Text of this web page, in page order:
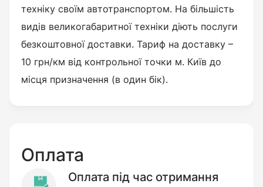
техніку своїм автотранспортом. На більшість
видів великогабаритної техніки діють послуги
безкоштовної доставки. Тариф на доставку –
10 грн/км від контрольної точки м. Київ до
місця призначення (в один бік).
Оплата
Оплата під час отримання